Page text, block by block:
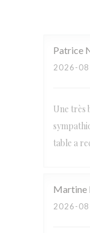
Patrice
2026-
Une très
table a
Martine
2026-